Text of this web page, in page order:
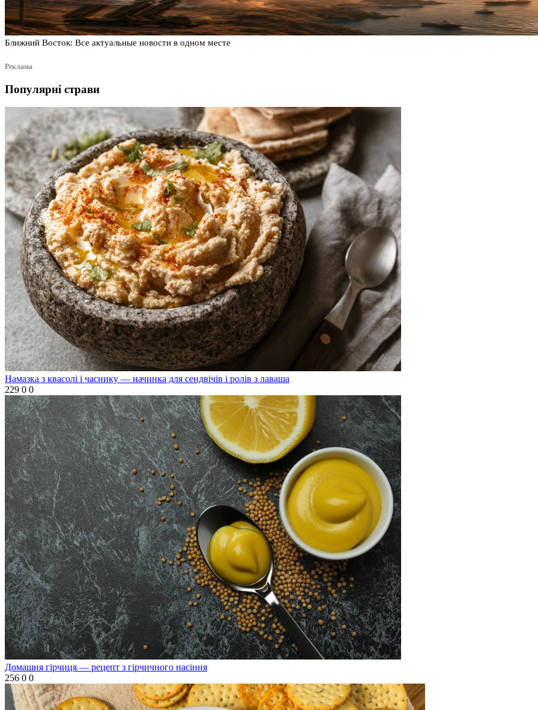
Ближний Восток: Все актуальные новости в одном месте
Реклама
Популярні страви
Намазка з квасолі і часнику — начинка для сендвічів і ролів з лаваша
229 0 0
Домашня гірчиця — рецепт з гірчичного насіння
256 0 0